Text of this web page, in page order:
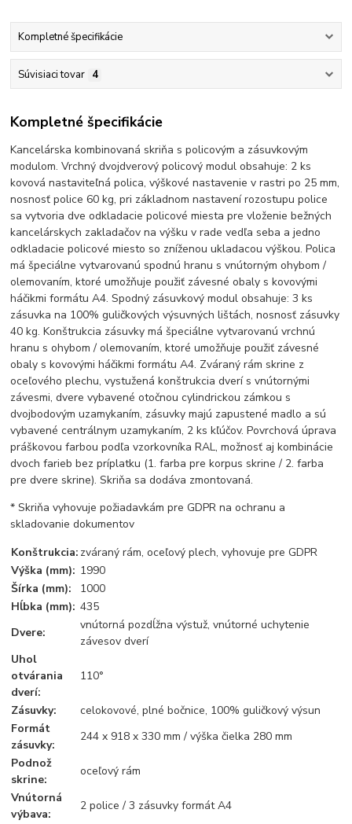
Kompletné špecifikácie
Súvisiaci tovar 4
Kompletné špecifikácie
Kancelárska kombinovaná skriňa s policovým a zásuvkovým
modulom. Vrchný dvojdverový policový modul obsahuje: 2 ks
kovová nastaviteľná polica, výškové nastavenie v rastri po 25 mm,
nosnosť police 60 kg, pri základnom nastavení rozostupu police
sa vytvoria dve odkladacie policové miesta pre vloženie bežných
kancelárskych zakladačov na výšku v rade vedľa seba a jedno
odkladacie policové miesto so zníženou ukladacou výškou. Polica
má špeciálne vytvarovanú spodnú hranu s vnútorným ohybom /
olemovaním, ktoré umožňuje použiť závesné obaly s kovovými
háčikmi formátu A4. Spodný zásuvkový modul obsahuje: 3 ks
zásuvka na 100% guličkových výsuvných lištách, nosnosť zásuvky
40 kg. Konštrukcia zásuvky má špeciálne vytvarovanú vrchnú
hranu s ohybom / olemovaním, ktoré umožňuje použiť závesné
obaly s kovovými háčikmi formátu A4. Zváraný rám skrine z
oceľového plechu, vystužená konštrukcia dverí s vnútornými
závesmi, dvere vybavené otočnou cylindrickou zámkou s
dvojbodovým uzamykaním, zásuvky majú zapustené madlo a sú
vybavené centrálnym uzamykaním, 2 ks kľúčov. Povrchová úprava
práškovou farbou podľa vzorkovníka RAL, možnosť aj kombinácie
dvoch farieb bez príplatku (1. farba pre korpus skrine / 2. farba
pre dvere skrine). Skriňa sa dodáva zmontovaná.
* Skriňa vyhovuje požiadavkám pre GDPR na ochranu a
skladovanie dokumentov
Konštrukcia: zváraný rám, oceľový plech, vyhovuje pre GDPR
Výška (mm): 1990
Šírka (mm):
1000
Hĺbka (mm): 435
Dvere:
vnútorná pozdĺžna výstuž, vnútorné uchytenie
závesov dverí
Uhol
otvárania
dverí:
110°
Zásuvky:
celokovové, plné bočnice, 100% guličkový výsun
Formát
zásuvky:
244 x 918 x 330 mm / výška čielka 280 mm
Podnož
skrine:
oceľový rám
Vnútorná
výbava:
2 police / 3 zásuvky formát A4